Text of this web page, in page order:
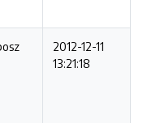
2012-12-11
13:21:18